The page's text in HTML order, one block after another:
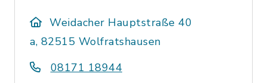
Weidacher Hauptstraße 40
a, 82515 Wolfratshausen
08171 18944